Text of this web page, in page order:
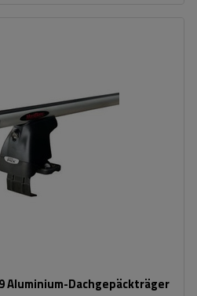
Aluminium-Dachgepäckträger